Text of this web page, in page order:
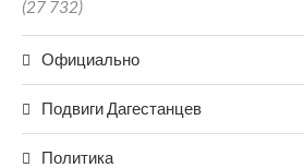
(27 732)
Официально
Подвиги Дагестанцев
Политика